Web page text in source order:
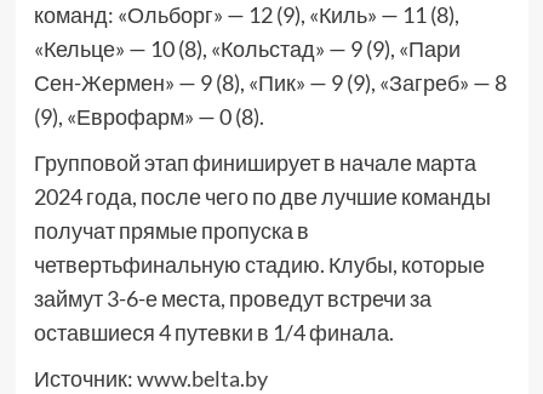
команд: «Ольборг» — 12 (9), «Киль» — 11 (8),
«Кельце» — 10 (8), «Кольстад» — 9 (9), «Пари
Сен-Жермен» — 9 (8), «Пик» — 9 (9), «Загреб» — 8
(9), «Еврофарм» — 0 (8).
Групповой этап финиширует в начале марта
2024 года, после чего по две лучшие команды
получат прямые пропуска в
четвертьфинальную стадию. Клубы, которые
займут 3-6-е места, проведут встречи за
оставшиеся 4 путевки в 1/4 финала.
Источник:www.belta.by